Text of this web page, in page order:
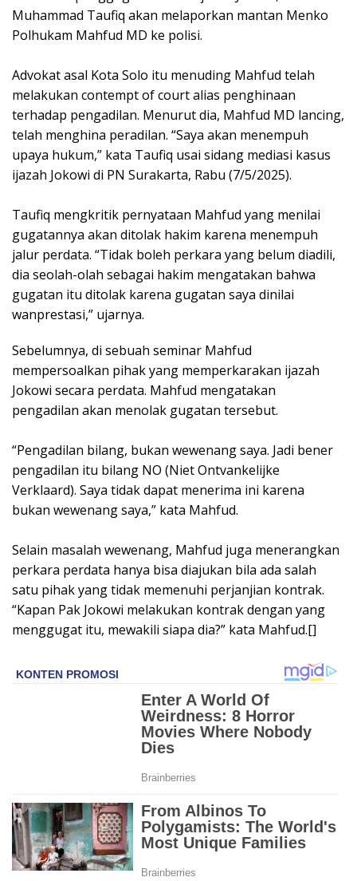
Muhammad Taufiq akan melaporkan mantan Menko
Polhukam Mahfud MD ke polisi.
Advokat asal Kota Solo itu menuding Mahfud telah
melakukan contempt of court alias penghinaan
terhadap pengadilan. Menurut dia, Mahfud MD lancing,
telah menghina peradilan. “Saya akan menempuh
upaya hukum,” kata Taufiq usai sidang mediasi kasus
ijazah Jokowi di PN Surakarta, Rabu (7/5/2025).
Taufiq mengkritik pernyataan Mahfud yang menilai
gugatannya akan ditolak hakim karena menempuh
jalur perdata. “Tidak boleh perkara yang belum diadili,
dia seolah-olah sebagai hakim mengatakan bahwa
gugatan itu ditolak karena gugatan saya dinilai
wanprestasi,” ujarnya.
Sebelumnya, di sebuah seminar Mahfud
mempersoalkan pihak yang memperkarakan ijazah
Jokowi secara perdata. Mahfud mengatakan
pengadilan akan menolak gugatan tersebut.
“Pengadilan bilang, bukan wewenang saya. Jadi bener
pengadilan itu bilang NO (Niet Ontvankelijke
Verklaard). Saya tidak dapat menerima ini karena
bukan wewenang saya,” kata Mahfud.
Selain masalah wewenang, Mahfud juga menerangkan
perkara perdata hanya bisa diajukan bila ada salah
satu pihak yang tidak memenuhi perjanjian kontrak.
“Kapan Pak Jokowi melakukan kontrak dengan yang
menggugat itu, mewakili siapa dia?” kata Mahfud.[]